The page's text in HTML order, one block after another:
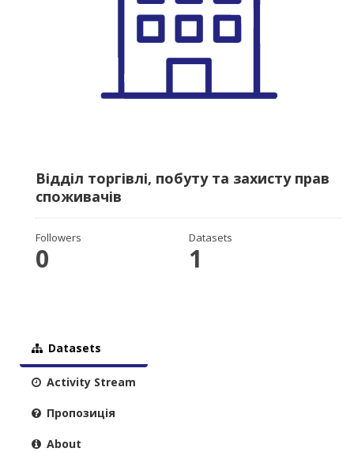
Відділ торгівлі, побуту та захисту прав
споживачів
Followers
0
Datasets
1
Datasets
Activity Stream
Пропозиція
About